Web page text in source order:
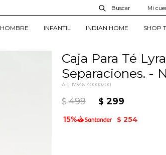
HOMBRE INFANTIL INDIAN HOME SHOP
Caja Para Té
Separaciones. -
17346140000200
$ 499 $ 299
$ 254